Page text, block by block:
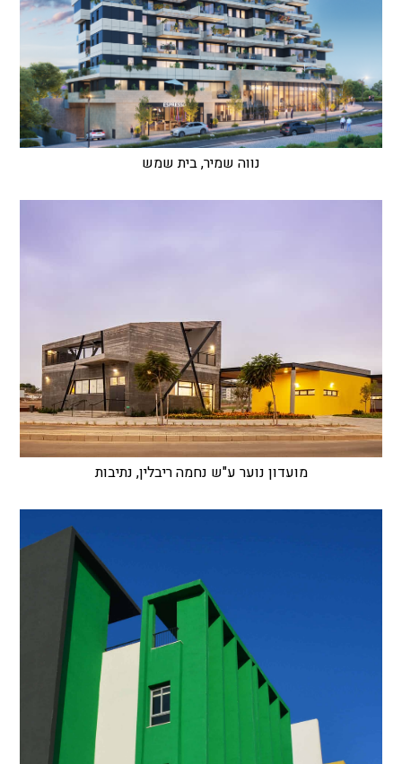
נווה שמיר, בית שמש
מועדון נוער ע"ש נחמה ריבלין, נתיבות